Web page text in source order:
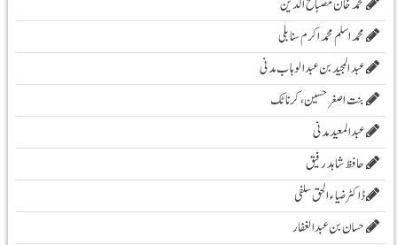
محمد خان مصباح الدین
محمد اسلم محمد اکرم سنابلی
عبد المجید بن عبد الوہاب مدنی
بنت اصغر حسین، کرناٹک
عبدالمعید مدنی
حافظ شاہد رفیق
ڈاکٹر ضیاء الحق سلفی
حسان بن عبدالغفار